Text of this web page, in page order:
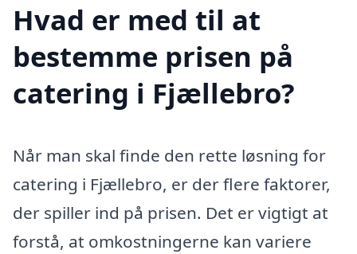
Hvad er med til at
bestemme prisen på
catering i Fjællebro?
Når man skal finde den rette løsning for
catering i Fjællebro, er der flere faktorer,
der spiller ind på prisen. Det er vigtigt at
forstå, at omkostningerne kan variere